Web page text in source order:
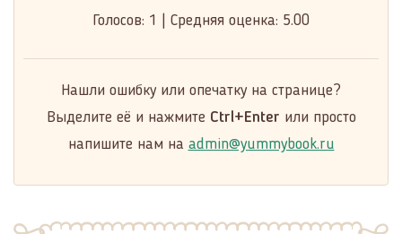
Голосов: 1 Средняя оценка: 5.00
Нашли ошибку или опечатку на странице?
Выделите её и нажмите Ctrl+Enter или просто
напишите нам на admin@yummybook.ru